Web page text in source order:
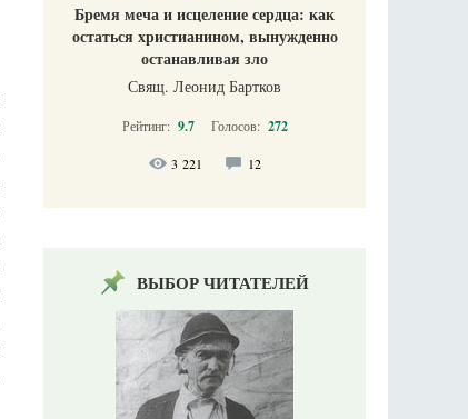
Бремя меча и исцеление сердца: как
остаться христианином, вынужденно
останавливая зло
Свящ. Леонид Бартков
Рейтинг: 9.7 Голосов: 272
3 221 12
ВЫБОР ЧИТАТЕЛЕЙ